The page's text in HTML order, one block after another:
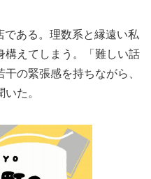
ある。理数系と縁遠い私
構えてしまう。「難しい話
の緊張感を持ちながら、
た。